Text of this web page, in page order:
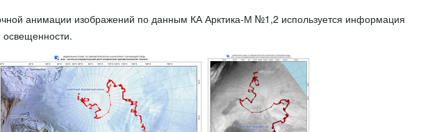
анимации изображений по данным КА Арктика-М №1,2 используется информация
освещенности.